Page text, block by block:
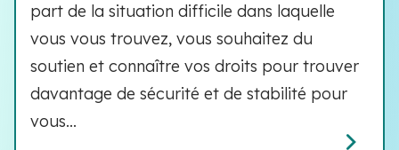
part de la situation difficile dans laquelle
vous vous trouvez, vous souhaitez du
soutien et connaître vos droits pour trouver
davantage de sécurité et de stabilité pour
vous...